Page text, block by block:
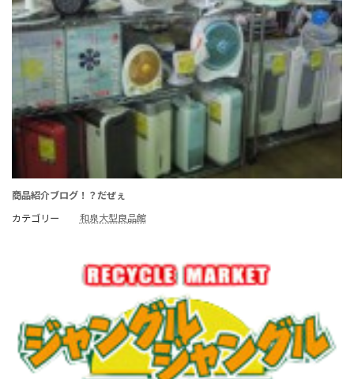
商品紹介ブログ！？だぜぇ
カテゴリー
和泉大型良品館